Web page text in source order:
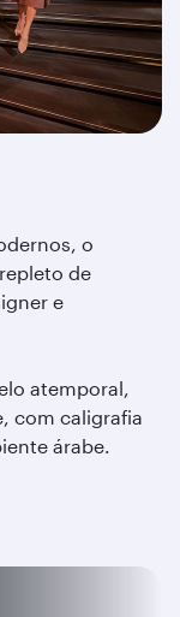
o
de
e
atemporal,
com caligrafia
árabe.